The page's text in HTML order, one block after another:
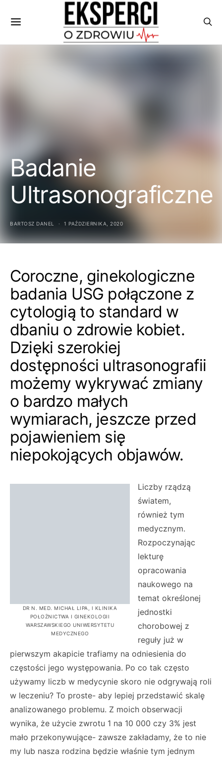
Badanie
Ultrasonograficzne
BARTOSZ DANEL 1 PAŹDZIERNIKA, 2020
Coroczne, ginekologiczne
badania USG połączone z
cytologią to standard w
dbaniu o zdrowie kobiet.
Dzięki szerokiej
dostępności ultrasonografii
możemy wykrywać zmiany
o bardzo małych
wymiarach, jeszcze przed
pojawieniem się
niepokojących objawów.
DR N. MED. MICHAŁ LIPA, I KLINIKA
POŁOŻNICTWA I GINEKOLOGII
WARSZAWSKIEGO UNIWERSYTETU
MEDYCZNEGO
Liczby rządzą
światem,
również tym
medycznym.
Rozpoczynając
lekturę
opracowania
naukowego na
temat określonej
jednostki
chorobowej z
reguły już w
pierwszym akapicie trafiamy na odniesienia do
częstości jego występowania. Po co tak często
używamy liczb w medycynie skoro nie odgrywają roli
w leczeniu? To proste- aby lepiej przedstawić skalę
analizowanego problemu. Z moich obserwacji
wynika, że użycie zwrotu 1 na 10 000 czy 3% jest
mało przekonywujące- zawsze zakładamy, że to nie
my lub nasza rodzina będzie właśnie tym jednym